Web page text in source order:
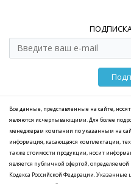
Все данные, представленные на сайте,
являются исчерпывающими. Для более
менеджерам компании по указанным на
информация, касающаяся комплектации,
также стоимости продукции, носит
является публичной офертой,
Кодекса Российской Федерации.